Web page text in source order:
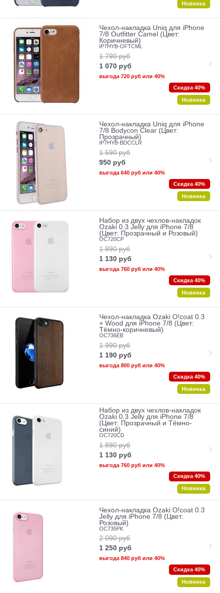
Новинка
Чехол-накладка Uniq для iPhone
7/8 Outfitter Camel (Цвет:
Коричневый)
IP7HYB-OFTCML
1 790 руб
1 070 руб
выгода 720 рубили 40%
Скидка 40%
Новинка
Чехол-накладка Uniq для iPhone
7/8 Bodycon Clear (Цвет:
Прозрачный)
IP7HYB-BDCCLR
1 590 руб
950 руб
выгода 640 рубили 40%
Скидка 40%
Новинка
Набор из двух чехлов-накладок
Ozaki 0.3 Jelly для iPhone 7/8
(Цвет: Прозрачный и Розовый)
OC720CP
1 890 руб
1 130 руб
выгода 760 рубили 40%
Скидка 40%
Новинка
Чехол-накладка Ozaki O!coat 0.3
+ Wood для iPhone 7/8 (Цвет:
Тёмно-коричневый)
OC736EB
1 990 руб
1 190 руб
выгода 800 рубили 40%
Скидка 40%
Новинка
Набор из двух чехлов-накладок
Ozaki 0.3 Jelly для iPhone 7/8
(Цвет: Прозрачный и Тёмно-
синий)
OC720CD
1 890 руб
1 130 руб
выгода 760 рубили 40%
Скидка 40%
Новинка
Чехол-накладка Ozaki O!coat 0.3
Jelly для iPhone 7/8 (Цвет:
Розовый)
OC735PK
2 090 руб
1 250 руб
выгода840 рубили 40%
Скидка 40%
Новинка